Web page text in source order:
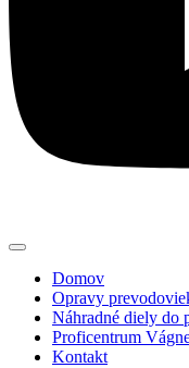
Domov
Opravy
Náhradné diely do
Proficentrum
Kontakt